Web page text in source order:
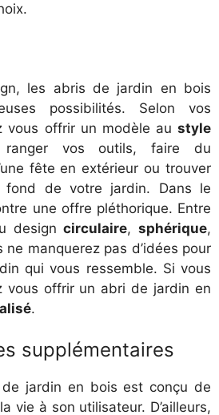
les abris de jardin en bois
possibilités. Selon vos
vous offrir un modèle au style
vos outils, faire du
fête en extérieur ou trouver
de votre jardin. Dans le
une offre pléthorique. Entre
designcirculaire,sphérique,
ne manquerez pas d’idées pour
qui vous ressemble. Si vous
vous offrir un abri de jardin en
.
supplémentaires
jardin en bois est conçu de
vie à son utilisateur. D’ailleurs,